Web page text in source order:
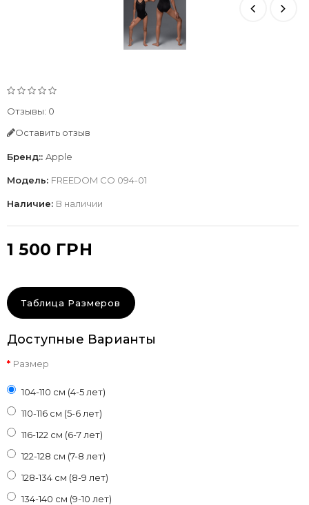
Отзывы: 0
Оставить отзыв
Бренд:: Apple
Модель: FREEDOM CO 094-01
Наличие: В наличии
1 500 ГРН
Таблица Размеров
Доступные Варианты
Размер
104-110 см (4-5 лет)
110-116 см (5-6 лет)
116-122 см (6-7 лет)
122-128 см (7-8 лет)
128-134 см (8-9 лет)
134-140 см (9-10 лет)